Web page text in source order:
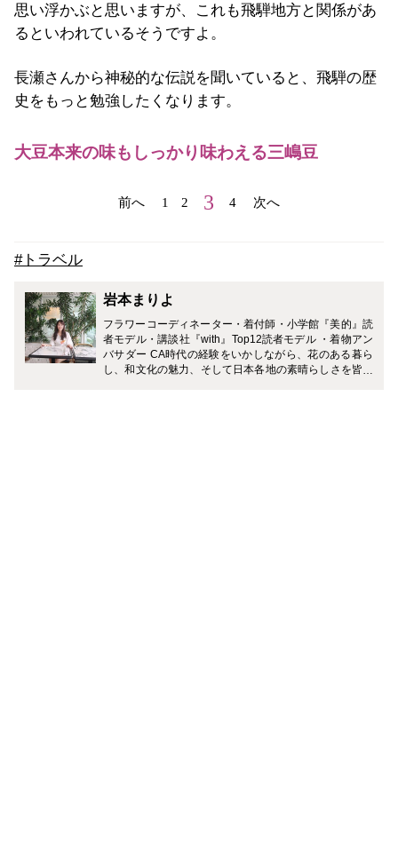
思い浮かぶと思いますが、これも飛騨地方と関係があ
るといわれているそうですよ。
長瀬さんから神秘的な伝説を聞いていると、飛騨の歴
史をもっと勉強したくなります。
大豆本来の味もしっかり味わえる三嶋豆
前へ 1 2 3 4 次へ
#トラベル
岩本まりよ
フラワーコーディネーター・着付師・小学館『美的』読
者モデル・講談社『with』Top12読者モデル ・着物アン
バサダー CA時代の経験をいかしながら、花のある暮ら
し、和文化の魅力、そして日本各地の素晴らしさを皆さ